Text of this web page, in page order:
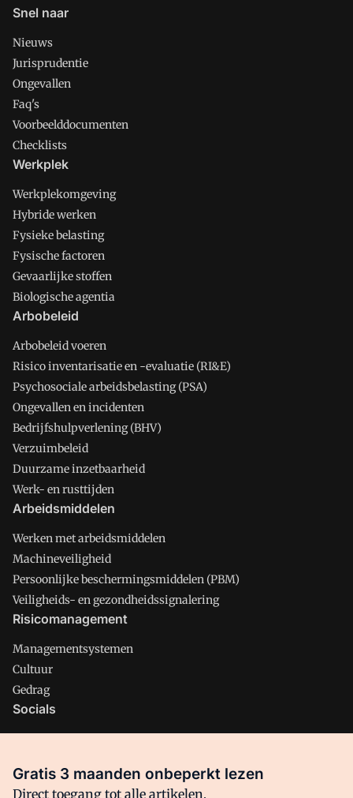
Snel naar
Nieuws
Jurisprudentie
Ongevallen
Faq's
Voorbeelddocumenten
Checklists
Werkplek
Werkplekomgeving
Hybride werken
Fysieke belasting
Fysische factoren
Gevaarlijke stoffen
Biologische agentia
Arbobeleid
Arbobeleid voeren
Risico inventarisatie en -evaluatie (RI&E)
Psychosociale arbeidsbelasting (PSA)
Ongevallen en incidenten
Bedrijfshulpverlening (BHV)
Verzuimbeleid
Duurzame inzetbaarheid
Werk- en rusttijden
Arbeidsmiddelen
Werken met arbeidsmiddelen
Machineveiligheid
Persoonlijke beschermingsmiddelen (PBM)
Veiligheids- en gezondheidssignalering
Risicomanagement
Managementsystemen
Cultuur
Gedrag
Socials
Facebook
Gratis 3 maanden onbeperkt lezen
Direct toegang tot alle artikelen,